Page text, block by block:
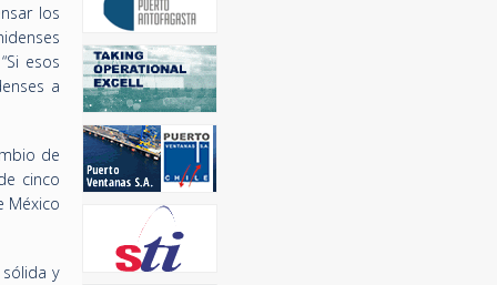
los
esos
a
de
cinco
México
y